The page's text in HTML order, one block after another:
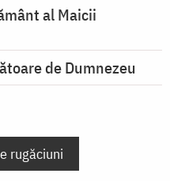
al Maicii
de Dumnezeu
rugăciuni